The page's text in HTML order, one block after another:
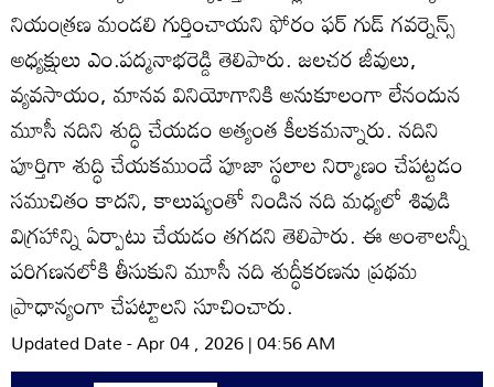
నియంత్రణ మండలి గుర్తించాయని ఫోరం ఫర్‌ గుడ్‌ గవర్నెన్స్‌
అధ్యక్షులు ఎం.పద్మనాభరెడ్డి తెలిపారు. జలచర జీవులు,
వ్యవసాయం, మానవ వినియోగానికి అనుకూలంగా లేనందున
మూసీ నదిని శుద్ధి చేయడం అత్యంత కీలకమన్నారు. నదిని
పూర్తిగా శుద్ధి చేయకముందే పూజా స్థలాల నిర్మాణం చేపట్టడం
సముచితం కాదని, కాలుష్యంతో నిండిన నది మధ్యలో శివుడి
విగ్రహాన్ని ఏర్పాటు చేయడం తగదని తెలిపారు. ఈ అంశాలన్నీ
పరిగణనలోకి తీసుకుని మూసీ నది శుద్ధీకరణను ప్రథమ
ప్రాధాన్యంగా చేపట్టాలని సూచించారు.
Updated Date - Apr 04 , 2026 | 04:56 AM